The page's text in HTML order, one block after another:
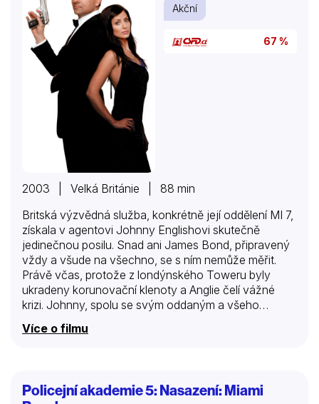
Akční
67 %
2003 | Velká Británie | 88 min
Britská výzvědná služba, konkrétně její oddělení MI 7,
získala v agentovi Johnny Englishovi skutečně
jedinečnou posilu. Snad ani James Bond, připravený
vždy a všude na všechno, se s ním nemůže měřit.
Právě včas, protože z londýnského Toweru byly
ukradeny korunovační klenoty a Anglie čelí vážné
krizi. Johnny, spolu se svým oddaným a všeho
vyšetřování. A pátrání vede vskutku neotřelým a
Více o filmu
Policejní akademie 5: Nasazení: Miami